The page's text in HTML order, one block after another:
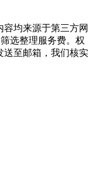
均来源于第三方网
选整理服务费。权
送至邮箱，我们核实